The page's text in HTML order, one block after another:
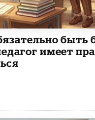
быть
имеет